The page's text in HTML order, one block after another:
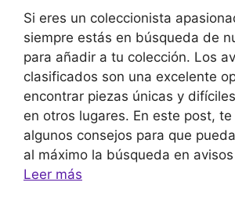
Si eres un coleccionista
siempre estás en búsqueda de
para añadir a tu colección. Los
clasificados son una excelente
encontrar piezas únicas y
en otros lugares. En este post,
algunos consejos para que
al máximo la búsqueda en
Leer más